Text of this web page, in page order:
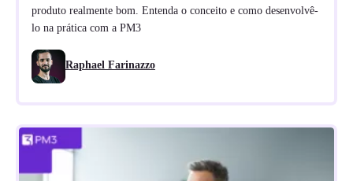
produto realmente bom. Entenda o conceito e como desenvolvê-
lo na prática com a PM3
Raphael Farinazzo